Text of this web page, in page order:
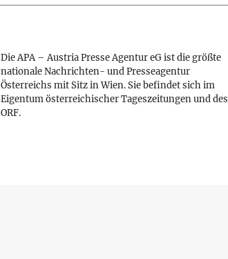
Die APA – Austria Presse Agentur eG ist die größte
nationale Nachrichten- und Presseagentur
Österreichs mit Sitz in Wien. Sie befindet sich im
Eigentum österreichischer Tageszeitungen und des
ORF.